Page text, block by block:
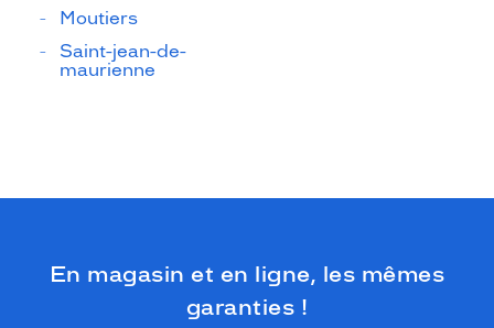
Moutiers
Saint-jean-de-
maurienne
En magasin et en ligne, les mêmes
garanties !